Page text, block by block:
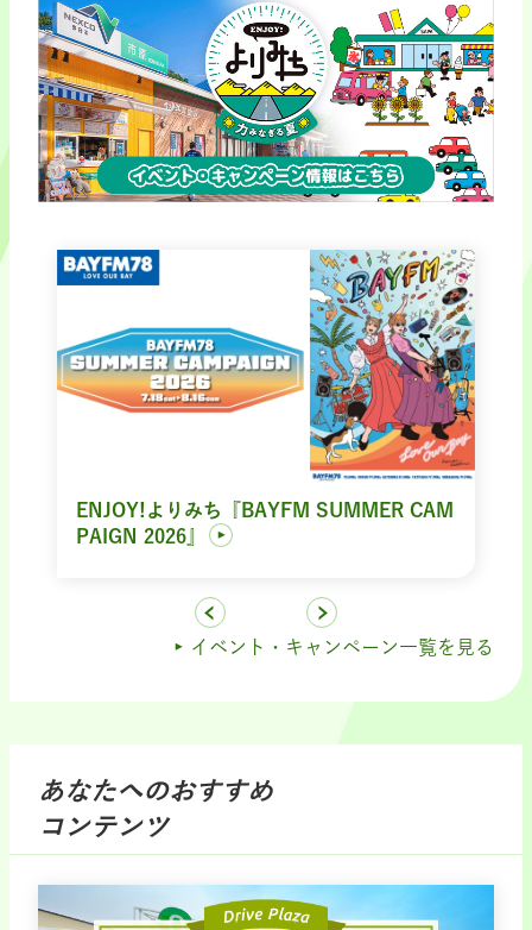
ENJOY!よりみち『BAYFM SUMMER CAM
PAIGN 2026』
イベント・キャンペーン一覧を見る
あなたへのおすすめ
コンテンツ